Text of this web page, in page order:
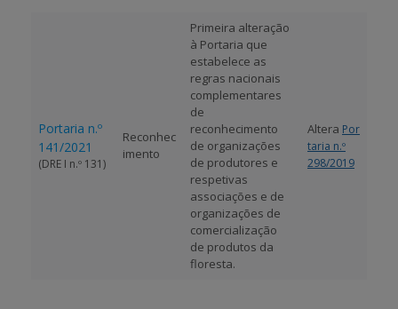
Portaria n.º
141/2021
(DRE I n.º 131)
Reconhec
imento
Primeira alteração
à Portaria que
estabelece as
regras nacionais
complementares
de
reconhecimento
de organizações
de produtores e
respetivas
associações e de
organizações de
comercialização
de produtos da
floresta.
Altera Por
taria n.º
298/2019